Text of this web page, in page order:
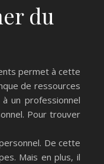
du
permet à cette
de ressources
un professionnel
Pour trouver
De cette
Mais en plus, il